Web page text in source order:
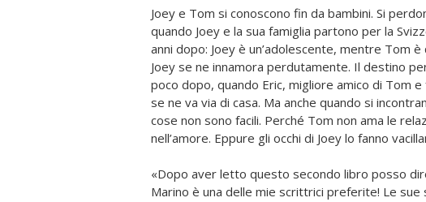
Joey e Tom si conoscono fin da bambini. Si
quando Joey e la sua famiglia partono per la
anni dopo: Joey è un’adolescente, mentre Tom è
Joey se ne innamora perdutamente. Il destino
poco dopo, quando Eric, migliore amico di Tom e
se ne va via di casa. Ma anche quando si
cose non sono facili. Perché Tom non ama le
nell’amore. Eppure gli occhi di Joey lo fanno
«Dopo aver letto questo secondo libro posso
Marino è una delle mie scrittrici preferite! Le sue